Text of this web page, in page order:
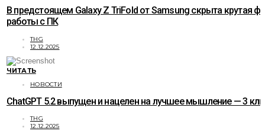
В предстоящем Galaxy Z TriFold от Samsung скрыта крутая
работы с ПК
THG
12.12.2025
ЧИТАТЬ
НОВОСТИ
ChatGPT 5.2 выпущен и нацелен на лучшее мышление — 3
THG
12.12.2025